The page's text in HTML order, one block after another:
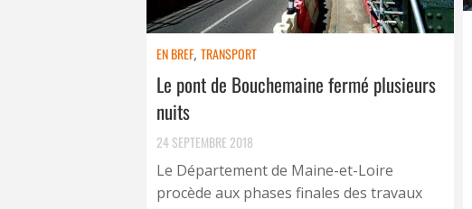
EN BREF, TRANSPORT
Le pont de Bouchemaine fermé plusieurs
nuits
24 SEPTEMBRE 2018
Le Département de Maine-et-Loire
procède aux phases finales des travaux